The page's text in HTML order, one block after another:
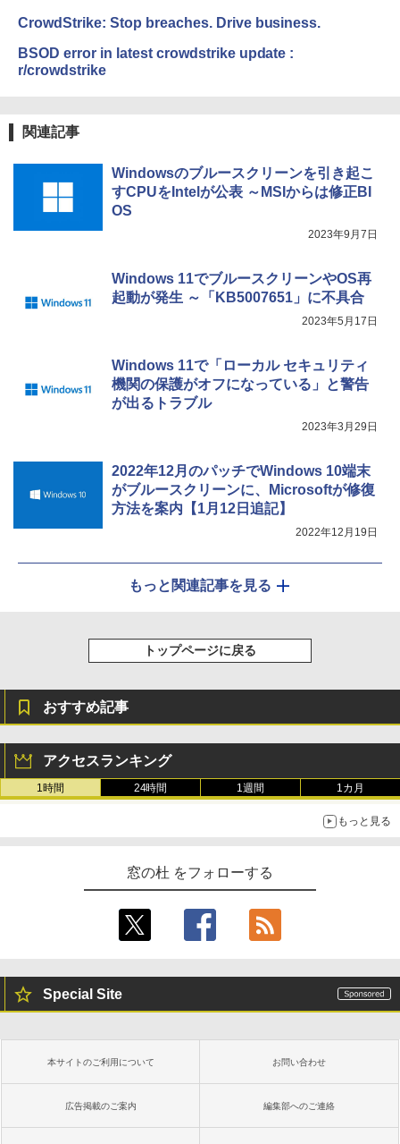
CrowdStrike: Stop breaches. Drive business.
BSOD error in latest crowdstrike update :
r/crowdstrike
関連記事
Windowsのブルースクリーンを引き起こ
すCPUをIntelが公表 ～MSIからは修正BI
OS
2023年9月7日
Windows 11でブルースクリーンやOS再
起動が発生 ～「KB5007651」に不具合
2023年5月17日
Windows 11で「ローカル セキュリティ
機関の保護がオフになっている」と警告
が出るトラブル
2023年3月29日
2022年12月のパッチでWindows 10端末
がブルースクリーンに、Microsoftが修復
方法を案内【1月12日追記】
2022年12月19日
もっと関連記事を見る
トップページに戻る
おすすめ記事
アクセスランキング
1時間 24時間 1週間 1カ月
もっと見る
窓の杜 をフォローする
Special Site
本サイトのご利用について お問い合わせ
広告掲載のご案内 編集部へのご連絡